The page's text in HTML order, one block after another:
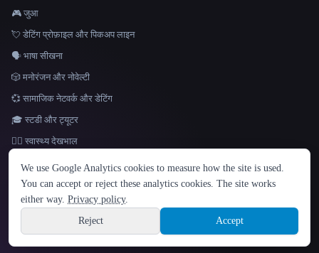
भाषा
English español Français Русский 简体中文
Hindi
Sign up
🎮 जुआ
💘 डेटिंग प्रोफ़ाइल और पिकअप लाइन
🗣️ भाषा सीखना
🎲 मनोरंजन और नोवेल्टी
💞 सामाजिक नेटवर्क और डेटिंग
🎓 स्टडी और ट्यूटर
👩‍⚕️ स्वास्थ्य देखभाल
Site information
© 2026 That AI Collection. सर्वाधिकार सुरक्षित।
Built with Metatron ★
build de3d624c
We use Google Analytics cookies to measure how the site is used.
You can accept or reject these analytics cookies. The site works
either way. Privacy policy.
Reject
Accept